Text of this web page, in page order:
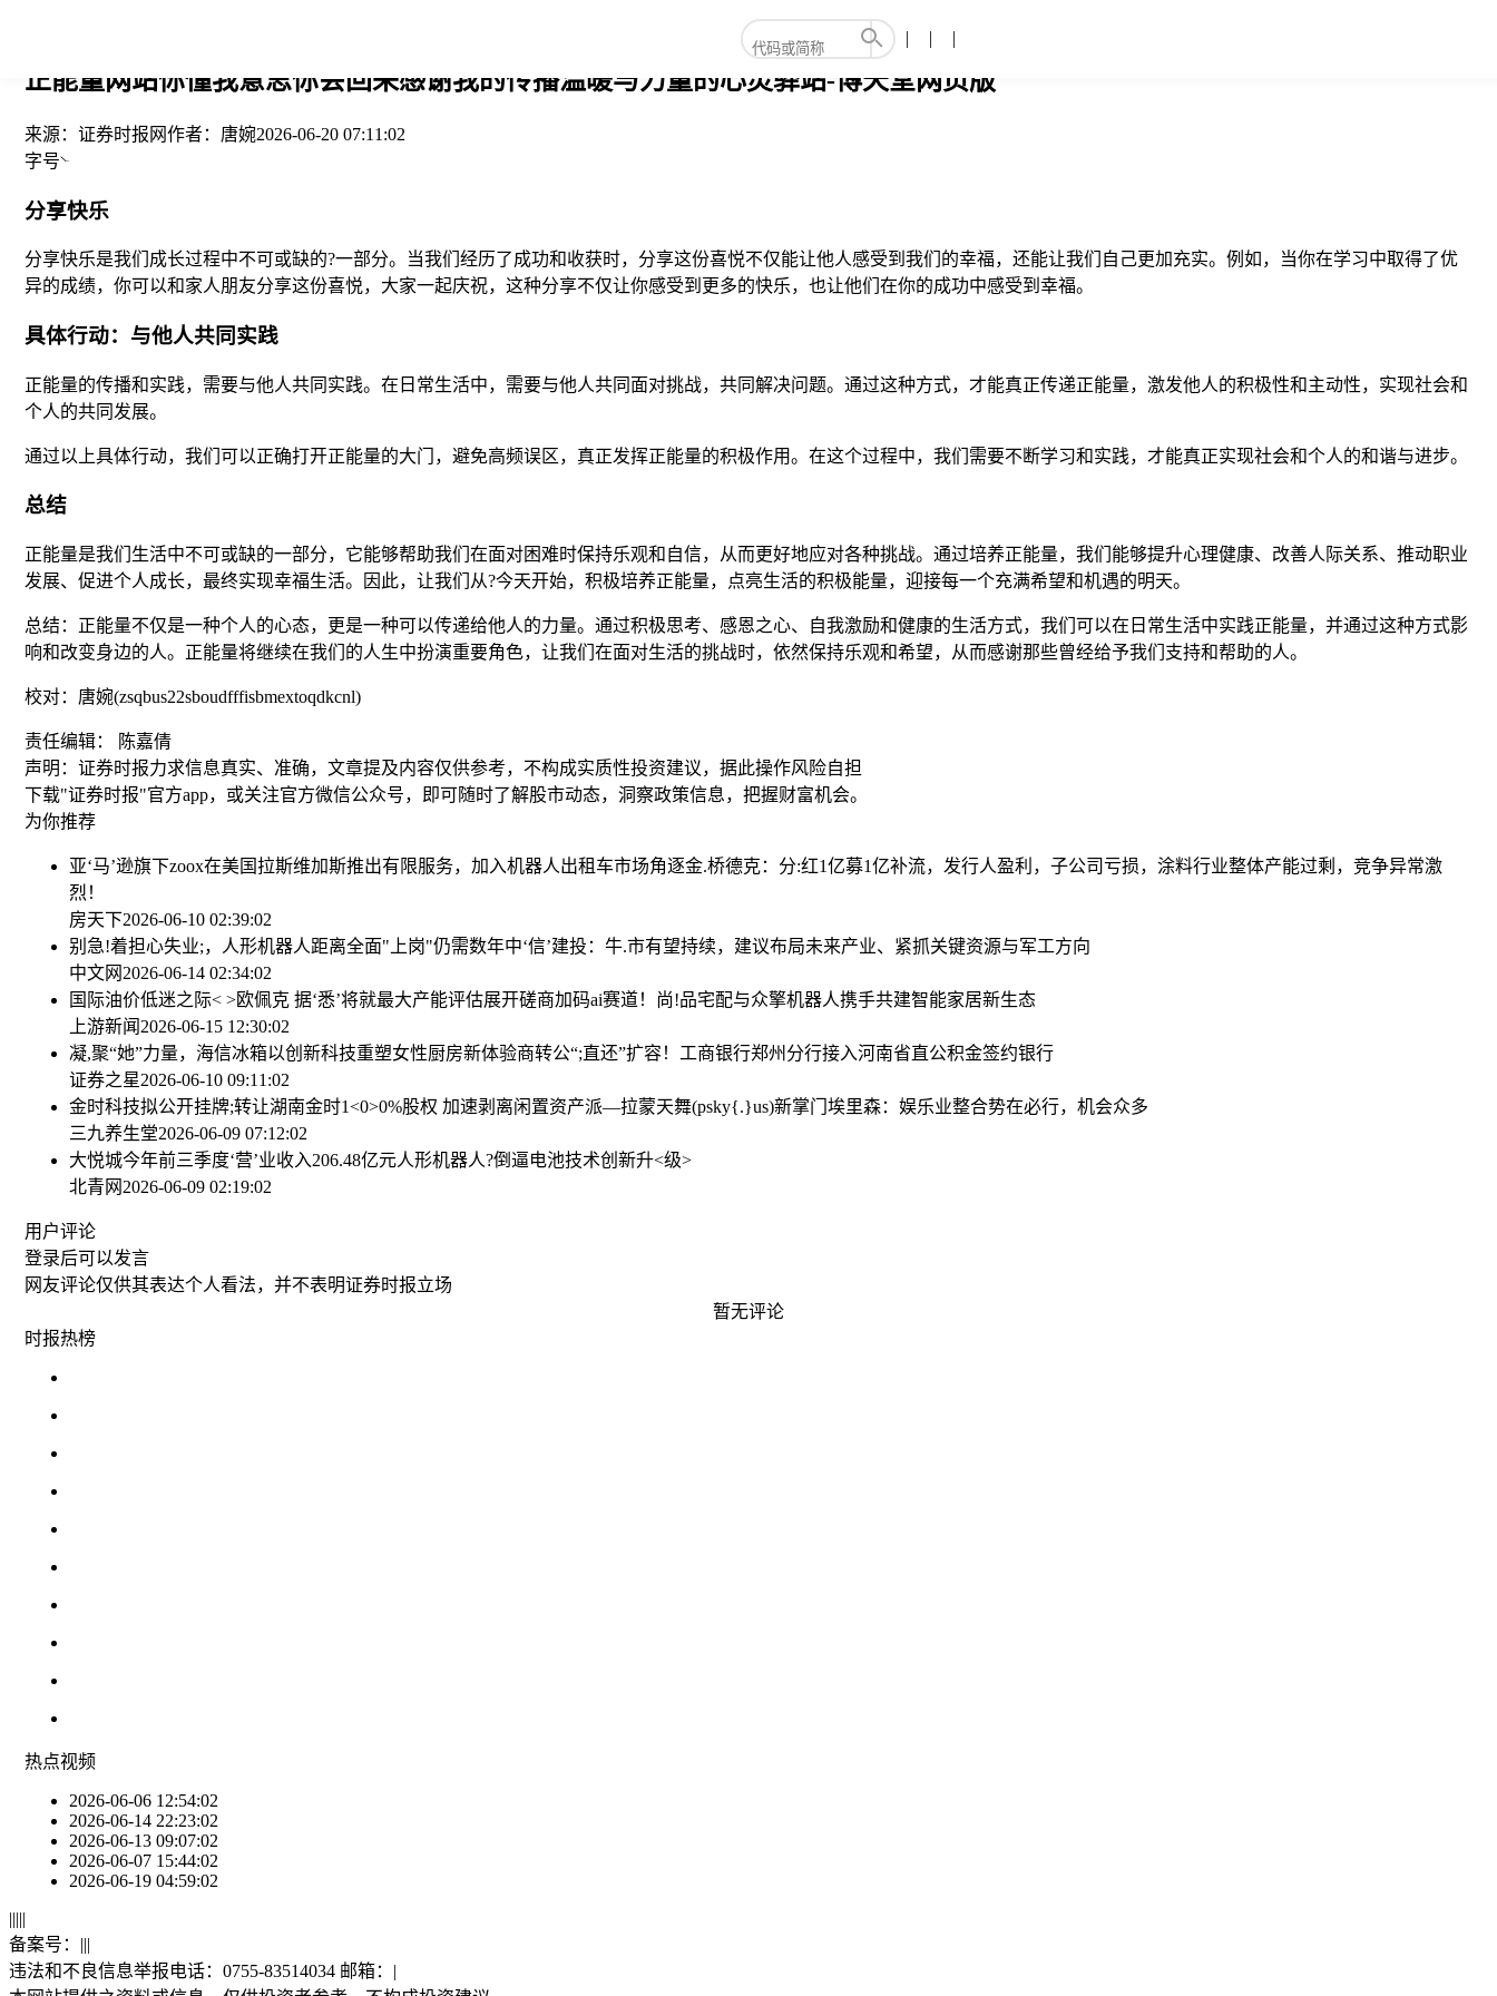
正能量网站你懂我意思你会回来感谢我的传播温暖与力量的心灵驿站-博天堂网页版
来源： 证券时报网作者： 唐婉2026-06-20 07:11:02
字号
分享快乐
分享快乐是我们成长过程中不可或缺的?一部分。当我们经历了成功和收获时，分享这份喜悦不仅能让他人感受到我们的幸福，还能让我们自己更加充实。例如，当你在学习中取得了优
异的成绩，你可以和家人朋友分享这份喜悦，大家一起庆祝，这种分享不仅让你感受到更多的快乐，也让他们在你的成功中感受到幸福。
具体行动：与他人共同实践
正能量的传播和实践，需要与他人共同实践。在日常生活中，需要与他人共同面对挑战，共同解决问题。通过这种方式，才能真正传递正能量，激发他人的积极性和主动性，实现社会和
个人的共同发展。
通过以上具体行动，我们可以正确打开正能量的大门，避免高频误区，真正发挥正能量的积极作用。在这个过程中，我们需要不断学习和实践，才能真正实现社会和个人的和谐与进步。
总结
正能量是我们生活中不可或缺的一部分，它能够帮助我们在面对困难时保持乐观和自信，从而更好地应对各种挑战。通过培养正能量，我们能够提升心理健康、改善人际关系、推动职业
发展、促进个人成长，最终实现幸福生活。因此，让我们从?今天开始，积极培养正能量，点亮生活的积极能量，迎接每一个充满希望和机遇的明天。
总结：正能量不仅是一种个人的心态，更是一种可以传递给他人的力量。通过积极思考、感恩之心、自我激励和健康的生活方式，我们可以在日常生活中实践正能量，并通过这种方式影
响和改变身边的人。正能量将继续在我们的人生中扮演重要角色，让我们在面对生活的挑战时，依然保持乐观和希望，从而感谢那些曾经给予我们支持和帮助的人。
校对：唐婉(zsqbus22sboudfffisbmextoqdkcnl)
责任编辑： 陈嘉倩
声明：证券时报力求信息真实、准确，文章提及内容仅供参考，不构成实质性投资建议，据此操作风险自担
下载"证券时报"官方app，或关注官方微信公众号，即可随时了解股市动态，洞察政策信息，把握财富机会。
为你推荐
亚‘马’逊旗下zoox在美国拉斯维加斯推出有限服务，加入机器人出租车市场角逐金.桥德克：分:红1亿募1亿补流，发行人盈利，子公司亏损，涂料行业整体产能过剩，竞争异常激
烈！
房天下2026-06-10 02:39:02
别急!着担心失业;，人形机器人距离全面"上岗"仍需数年中‘信’建投：牛.市有望持续，建议布局未来产业、紧抓关键资源与军工方向
中文网 2026-06-14 02:34:02
国际油价低迷之际< >欧佩克 据‘悉’将就最大产能评估展开磋商加码ai赛道！尚!品宅配与众擎机器人携手共建智能家居新生态
上游新闻 2026-06-15 12:30:02
凝,聚“她”力量，海信冰箱以创新科技重塑女性厨房新体验商转公“;直还”扩容！工商银行郑州分行接入河南省直公积金签约银行
证券之星2026-06-10 09:11:02
金时科技拟公开挂牌;转让湖南金时1<0>0%股权 加速剥离闲置资产派—拉蒙天舞(psky{.}us)新掌门埃里森：娱乐业整合势在必行，机会众多
三九养生堂2026-06-09 07:12:02
大悦城今年前三季度‘营’业收入206.48亿元人形机器人?倒逼电池技术创新升<级>
北青网 2026-06-09 02:19:02
用户评论
登录后可以发言
网友评论仅供其表达个人看法，并不表明证券时报立场
暂无评论
时报热榜
热点视频
2026-06-06 12:54:02
2026-06-14 22:23:02
2026-06-13 09:07:02
2026-06-07 15:44:02
2026-06-19 04:59:02
|||||
备案号： |||
违法和不良信息举报电话：0755-83514034 邮箱： |